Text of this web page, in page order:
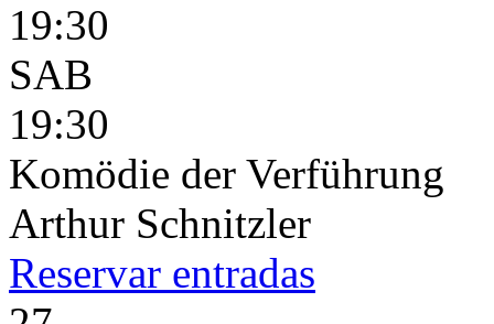
19:30
SAB
19:30
Komödie der Verführung
Arthur Schnitzler
Reservar entradas